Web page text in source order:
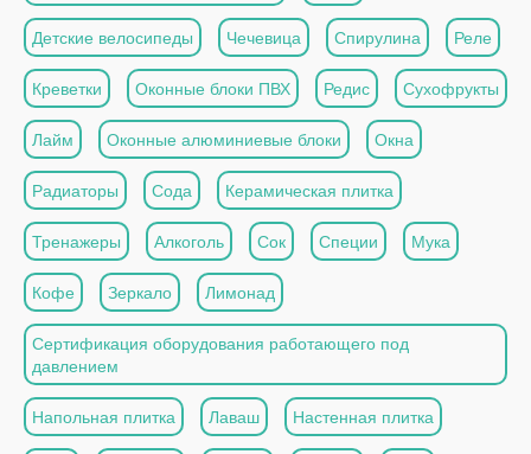
Детские велосипеды Чечевица Спирулина Реле
Креветки Оконные блоки ПВХ Редис Сухофрукты
Лайм Оконные алюминиевые блоки Окна
Радиаторы Сода Керамическая плитка
Тренажеры Алкоголь Сок Специи Мука
Кофе Зеркало Лимонад
Сертификация оборудования работающего под
давлением
Напольная плитка Лаваш Настенная плитка